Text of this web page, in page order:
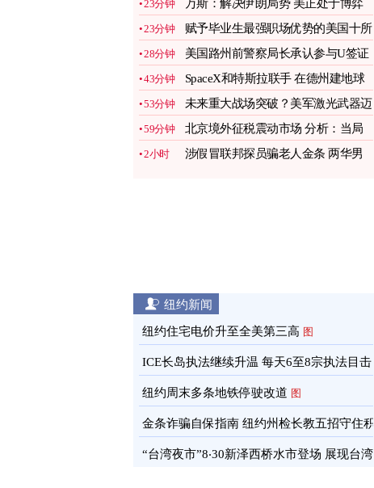
23分钟
万斯：解决伊朗局势 美正处于博弈
中局 图
23分钟
赋予毕业生最强职场优势的美国十所
大学 图
28分钟
美国路州前警察局长承认参与U签证
欺诈
43分钟
SpaceX和特斯拉联手 在德州建地球
最大芯片厂 图
53分钟
未来重大战场突破？美军激光武器迈
向实战 图
59分钟
北京境外征税震动市场 分析：当局
早有预谋 图
2小时
涉假冒联邦探员骗老人金条 两华男
纽约新闻
纽约住宅电价升至全美第三高 图
ICE长岛执法继续升温 每天6至8宗执法目击
通报 图
纽约周末多条地铁停驶改道 图
金条诈骗自保指南 纽约州检长教五招守住积
蓄 图
“台湾夜市”8‧30新泽西桥水市登场 展现台湾